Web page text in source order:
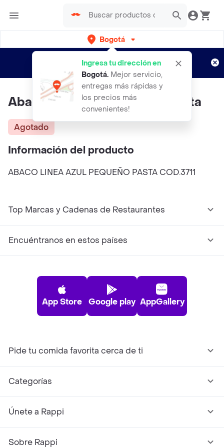
Bogotá
Ingresa tu dirección en
Bogotá. Mejor servicio,
entregas más rápidas y
los precios más
convenientes!
envíos gratis por semanas
Aplican TyC
Abaco Linea Azul Pequeño Pasta
Agotado
Información del producto
ABACO LINEA AZUL PEQUEÑO PASTA COD.3711
Top Marcas y Cadenas de Restaurantes
Encuéntranos en estos países
App Store Google play AppGallery
Pide tu comida favorita cerca de ti
Categorías
Únete a Rappi
Sobre Rappi